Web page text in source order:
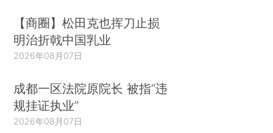
【商圈】松田克也挥刀止损
明治折戟中国乳业
2026年08月07日
成都一区法院原院长 被指“违
规挂证执业”
2026年08月07日